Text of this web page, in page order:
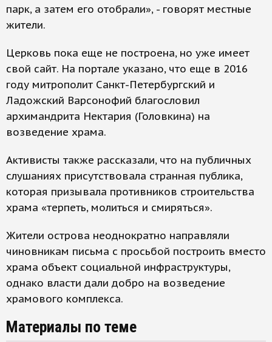
парк, а затем его отобрали», - говорят местные
жители.
Церковь пока еще не построена, но уже имеет
свой сайт. На портале указано, что еще в 2016
году митрополит Санкт-Петербургский и
Ладожский Варсонофий благословил
архимандрита Нектария (Головкина) на
возведение храма.
Активисты также рассказали, что на публичных
слушаниях присутствовала странная публика,
которая призывала противников строительства
храма «терпеть, молиться и смиряться».
Жители острова неоднократно направляли
чиновникам письма с просьбой построить вместо
храма объект социальной инфраструктуры,
однако власти дали добро на возведение
храмового комплекса.
Материалы по теме